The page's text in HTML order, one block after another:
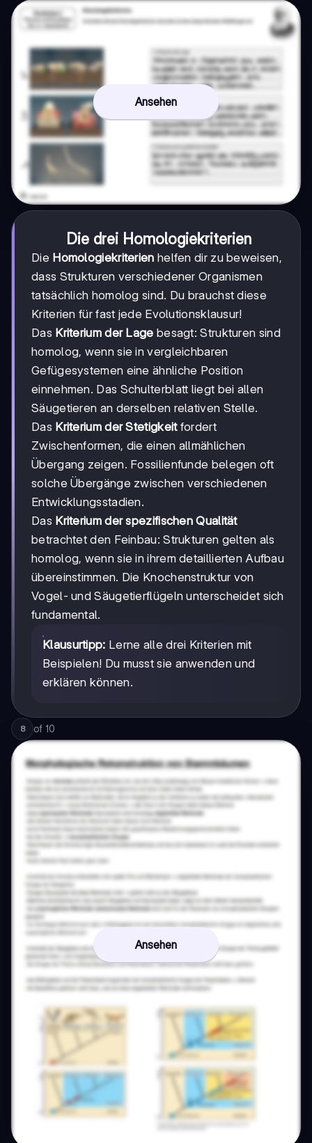
Ansehen
Die drei Homologiekriterien
Die Homologiekriterien helfen dir zu beweisen,
dass Strukturen verschiedener Organismen
tatsächlich homolog sind. Du brauchst diese
Kriterien für fast jede Evolutionsklausur!
Das Kriterium der Lage besagt: Strukturen sind
homolog, wenn sie in vergleichbaren
Gefügesystemen eine ähnliche Position
einnehmen. Das Schulterblatt liegt bei allen
Säugetieren an derselben relativen Stelle.
Das Kriterium der Stetigkeitfordert
Zwischenformen, die einen allmählichen
Übergang zeigen. Fossilienfunde belegen oft
solche Übergänge zwischen verschiedenen
Entwicklungsstadien.
Das Kriterium der spezifischen Qualität
betrachtet den Feinbau: Strukturen gelten als
homolog, wenn sie in ihrem detaillierten Aufbau
übereinstimmen. Die Knochenstruktur von
Vogel- und Säugetierflügeln unterscheidet sich
fundamental.
Klausurtipp: Lerne alle drei Kriterien mit
Beispielen! Du musst sie anwenden und
erklären können.
8 of 10
Ansehen